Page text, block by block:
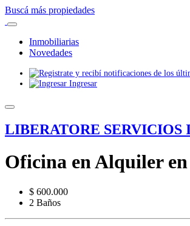
Buscá más propiedades
Inmobiliarias
Novedades
Ingresar
LIBERATORE
Oficina en Alquiler
$ 600.000
2 Baños